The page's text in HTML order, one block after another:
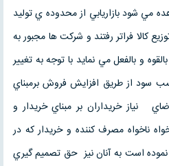
مي شود بازاريابي از محدوده ي توليد
كالا فراتر رفتند و شركت ها مجبور به
و بالفعل مي نمايد با توجه به تغيير
سود از طريق افزايش فروش برمبناي
نياز خريداران بر مبناي خريدار و
ناخواه مصرف كننده و خريدار كه در
است به آنان نيز حق تصميم گيري